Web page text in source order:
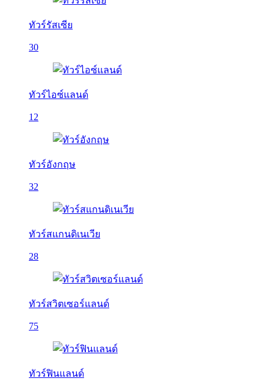
ทัวร์รัสเซีย
30
ทัวร์ไอซ์แลนด์
12
ทัวร์อังกฤษ
32
ทัวร์สแกนดิเนเวีย
28
ทัวร์สวิตเซอร์แลนด์
75
ทัวร์ฟินแลนด์